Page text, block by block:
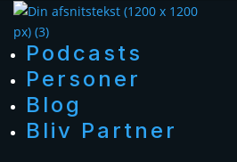
Podcasts
Personer
Blog
Bliv Partner